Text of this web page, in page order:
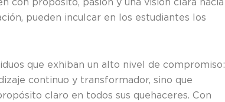
con propósito, pasión y una visión clara hacia
pueden inculcar en los estudiantes los
que exhiban un alto nivel de compromiso:
continuo y transformador, sino que
claro en todos sus quehaceres. Con